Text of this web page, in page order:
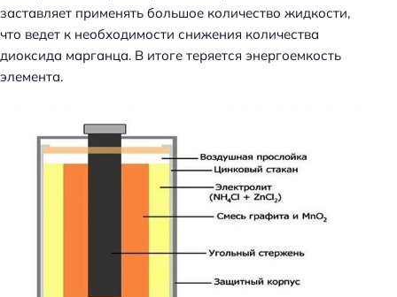
заставляет применять большое количество жидкости,
что ведет к необходимости снижения количества
диоксида марганца. В итоге теряется энергоемкость
элемента.